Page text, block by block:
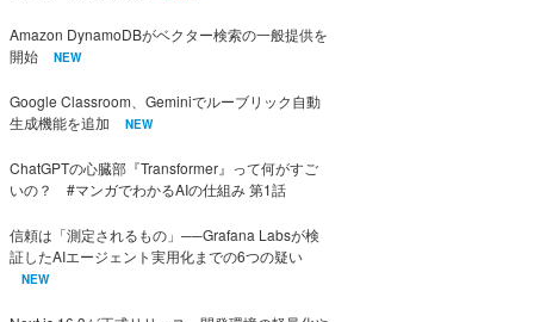
Amazon DynamoDBがベクター検索の一般提供を
開始
NEW
Google Classroom、Geminiでルーブリック自動
生成機能を追加
NEW
ChatGPTの心臓部『Transformer』って何がすご
いの？ #マンガでわかるAIの仕組み 第1話
信頼は「測定されるもの」──Grafana Labsが検
証したAIエージェント実用化までの6つの疑い
NEW